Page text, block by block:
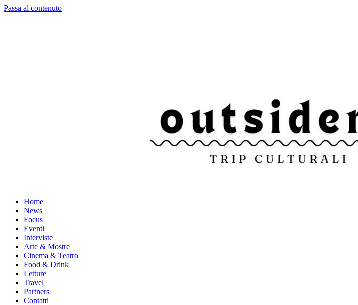
Passa al contenuto
Home
News
Focus
Eventi
Interviste
Arte & Mostre
Cinema & Teatro
Food & Drink
Letture
Travel
Partners
Contatti